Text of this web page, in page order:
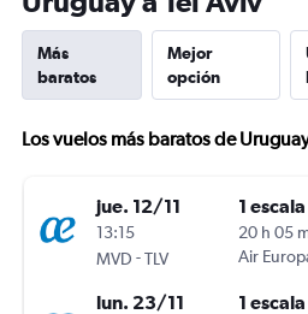
Más
baratos
Mejor
opción
Los vuelos más baratos de
jue. 12/11
13:15
MVD -TLV
1 escala
20 h 05
Air
lun. 23/11 1 escala